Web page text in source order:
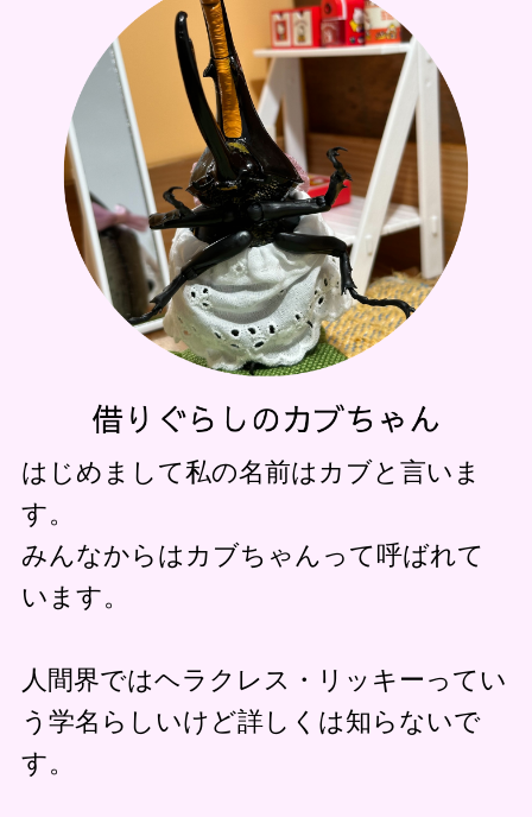
はじめまして私の名前はカブと言いま
す。
みんなからはカブちゃんって呼ばれて
います。
人間界ではヘラクレス・リッキーってい
う学名らしいけど詳しくは知らないで
す。